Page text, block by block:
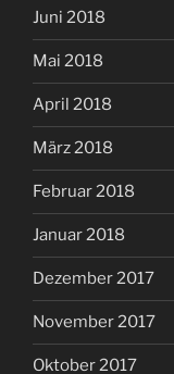
Juni 2018
Mai 2018
April 2018
März 2018
Februar 2018
Januar 2018
Dezember 2017
November 2017
Oktober 2017